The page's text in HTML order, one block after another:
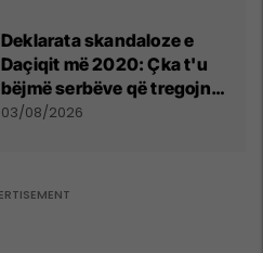
​Deklarata skandaloze e
Daçiqit më 2020: Çka t'u
bëjmë serbëve që tregojnë
ku janë varrosur shqiptarët
03/08/2026